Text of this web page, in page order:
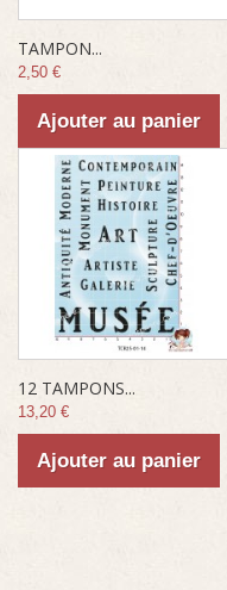
TAMPON...
2,50 €
Ajouter au panier
12 TAMPONS...
13,20 €
Ajouter au panier